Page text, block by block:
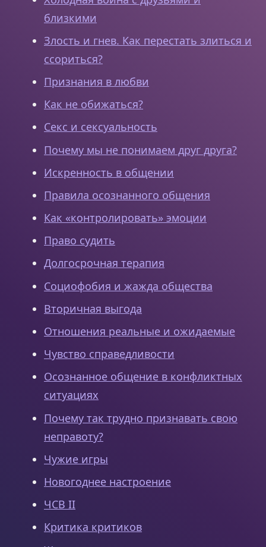
близкими
Злость и гнев. Как перестать злиться и
ссориться?
Признания в любви
Как не обижаться?
Секс и сексуальность
Почему мы не понимаем друг друга?
Искренность в общении
Правила осознанного общения
Как «контролировать» эмоции
Право судить
Долгосрочная терапия
Социофобия и жажда общества
Вторичная выгода
Отношения реальные и ожидаемые
Чувство справедливости
Осознанное общение в конфликтных
ситуациях
Почему так трудно признавать свою
неправоту?
Чужие игры
Новогоднее настроение
ЧСВ II
Критика критиков